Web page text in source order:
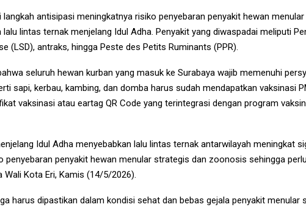
antisipasi meningkatnya risiko penyebaran penyakit hewan
lintas ternak menjelang Idul Adha. Penyakit yang diwaspadai meliputi
(LSD), antraks, hingga Peste des Petits Ruminants (PPR).
seluruh hewan kurban yang masuk ke Surabaya wajib memenuhi
sapi, kerbau, kambing, dan domba harus sudah mendapatkan vaksinasi
vaksinasi atau eartag QR Code yang terintegrasi dengan program
Idul Adha menyebabkan lalu lintas ternak antarwilayah meningkat
penyebaran penyakit hewan menular strategis dan zoonosis sehingga perlu
Wali Kota Eri, Kamis (14/5/2026).
harus dipastikan dalam kondisi sehat dan bebas gejala penyakit menular